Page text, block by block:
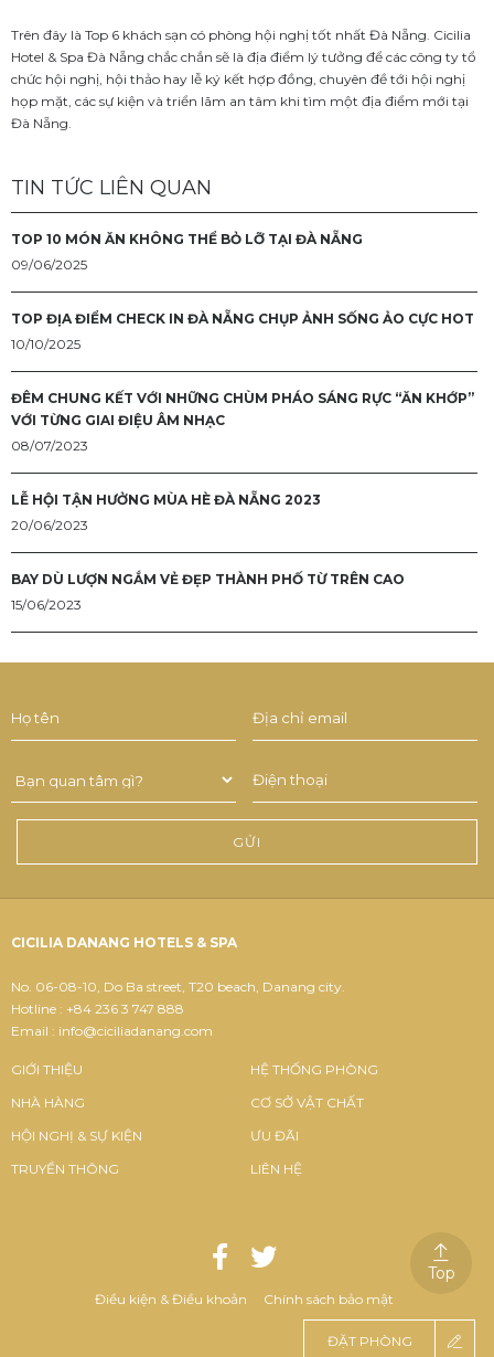
ĐẶT PHÒNG
Trên đây là Top 6 khách sạn có phòng hội nghị tốt nhất Đà Nẵng. Cicilia
Hotel & Spa Đà Nẵng chắc chắn sẽ là địa điểm lý tưởng để các công ty tổ
chức hội nghị, hội thảo hay lễ ký kết hợp đồng, chuyên đề tới hội nghị
họp mặt, các sự kiện và triển lãm an tâm khi tìm một địa điểm mới tại
Đà Nẵng.
TIN TỨC LIÊN QUAN
TOP 10 MÓN ĂN KHÔNG THỂ BỎ LỠ TẠI ĐÀ NẴNG
09/06/2025
TOP ĐỊA ĐIỂM CHECK IN ĐÀ NẴNG CHỤP ẢNH SỐNG ẢO CỰC HOT
10/10/2025
ĐÊM CHUNG KẾT VỚI NHỮNG CHÙM PHÁO SÁNG RỰC “ĂN KHỚP”
VỚI TỪNG GIAI ĐIỆU ÂM NHẠC
08/07/2023
LỄ HỘI TẬN HƯỞNG MÙA HÈ ĐÀ NẴNG 2023
20/06/2023
BAY DÙ LƯỢN NGẮM VẺ ĐẸP THÀNH PHỐ TỪ TRÊN CAO
15/06/2023
CICILIA DANANG HOTELS & SPA
No. 06-08-10, Do Ba street, T20 beach, Danang city.
Hotline : +84 236 3 747 888
Email : info@ciciliadanang.com
GIỚI THIỆU
HỆ THỐNG PHÒNG
NHÀ HÀNG
CƠ SỞ VẬT CHẤT
HỘI NGHỊ & SỰ KIỆN
ƯU ĐÃI
TRUYỀN THÔNG
LIÊN HỆ
Điều kiện & Điều khoản Chính sách bảo mật
Top